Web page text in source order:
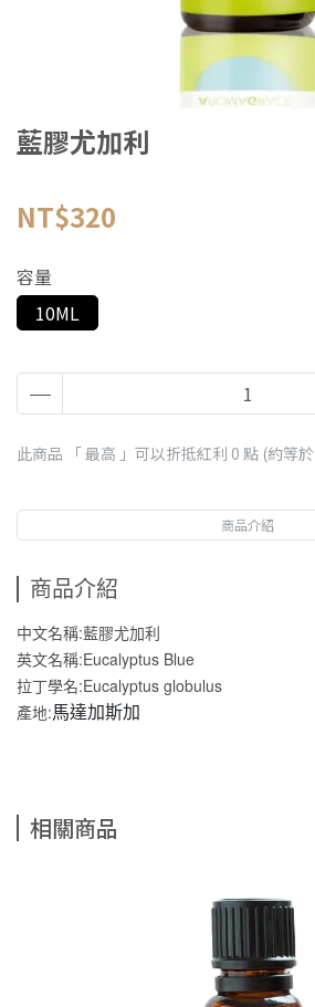
藍膠尤加利
NT$320
容量
10ML
此商品 「 最高 」可以折抵紅利 0 點 (約等於
商品介紹
商品介紹
中文名稱:藍膠尤加利
英文名稱:Eucalyptus Blue
拉丁學名:Eucalyptus globulus
產地:馬達加斯加
相關商品